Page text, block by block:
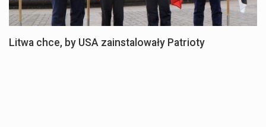
Litwa chce, by USA zainstalowały Patrioty